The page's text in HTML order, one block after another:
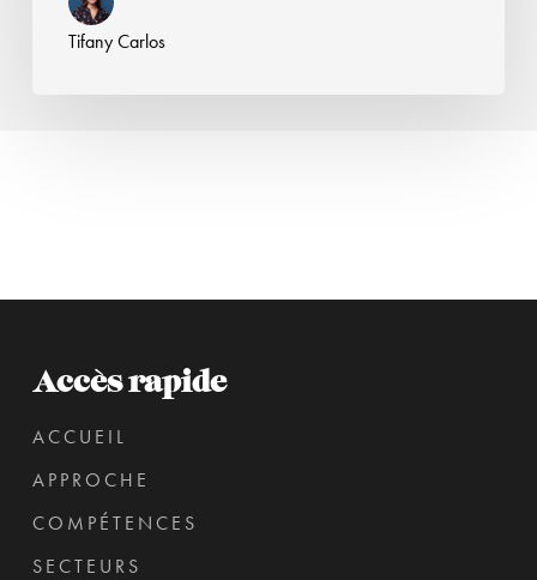
Tifany Carlos
Accès rapide
ACCUEIL
APPROCHE
COMPÉTENCES
SECTEURS